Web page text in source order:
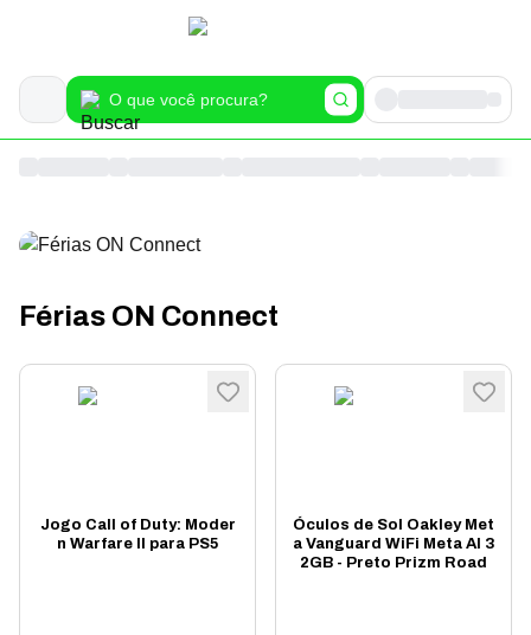
Férias ON Connect
Jogo Call of Duty: Moder
n Warfare II para PS5
Óculos de Sol Oakley Met
a Vanguard WiFi Meta AI 3
2GB - Preto Prizm Road